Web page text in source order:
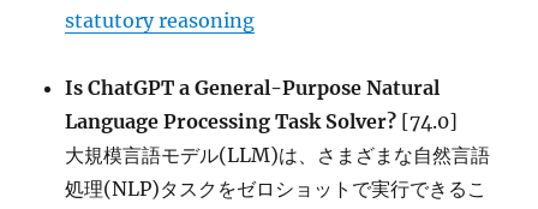
statutory reasoning
Is ChatGPT a General-Purpose Natural
Language Processing Task Solver? [74.0]
大規模言語モデル(LLM)は、さまざまな自然言語
処理(NLP)タスクをゼロショットで実行できるこ